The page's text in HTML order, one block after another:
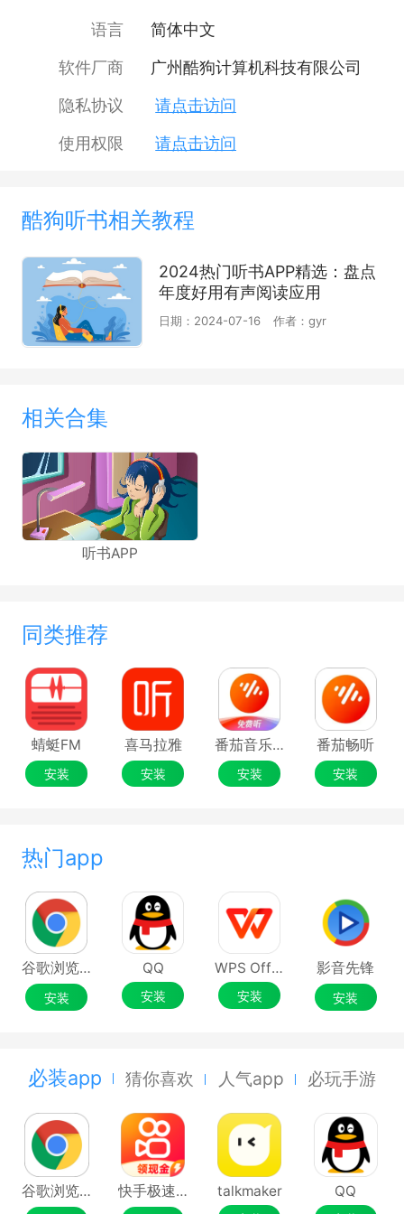
语言
简体中文
软件厂商
广州酷狗计算机科技有限公司
隐私协议
请点击访问
使用权限
请点击访问
酷狗听书相关教程
2024热门听书APP精选：盘点
年度好用有声阅读应用
日期：2024-07-16 作者：gyr
相关合集
听书APP
同类推荐
蜻蜓FM
安装
喜马拉雅
安装
番茄音乐（原畅听音乐）
安装
番茄畅听
安装
热门app
谷歌浏览器Google Chrome
安装
QQ
安装
WPS Office
安装
影音先锋
安装
必装app 猜你喜欢 人气app 必玩手游
谷歌浏览器Google Chrome 快手极速版 talkmaker QQ